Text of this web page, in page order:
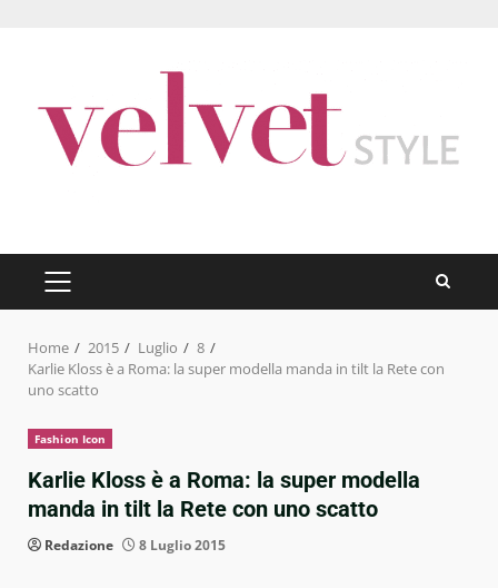
PRIMARY
MENU
Home 2015 Luglio
8
Karlie Kloss è a Roma: la super modella manda in tilt la Rete con
uno scatto
Fashion Icon
Karlie Kloss è a Roma: la super modella
manda in tilt la Rete con uno scatto
Redazione 8 Luglio 2015